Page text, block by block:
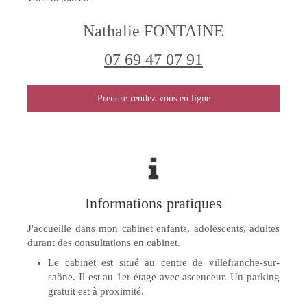
Nathalie FONTAINE
07 69 47 07 91
Prendre rendez-vous en ligne
Informations pratiques
J'accueille dans mon cabinet enfants, adolescents, adultes
durant des consultations en cabinet.
Le cabinet est situé au centre de villefranche-sur-
saône. Il est au 1er étage avec ascenceur. Un parking
gratuit est à proximité.